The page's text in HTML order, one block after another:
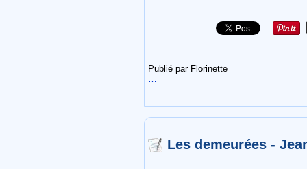
Publié par Florinette
…
Les demeurées -